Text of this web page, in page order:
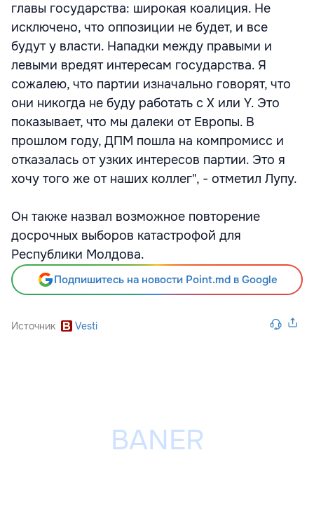
главы государства: широкая коалиция. Не
исключено, что оппозиции не будет, и все
будут у власти. Нападки между правыми и
левыми вредят интересам государства. Я
сожалею, что партии изначально говорят, что
они никогда не буду работать с X или Y. Это
показывает, что мы далеки от Европы. В
прошлом году, ДПМ пошла на компромисс и
отказалась от узких интересов партии. Это я
хочу того же от наших коллег", - отметил Лупу.
Он также назвал возможное повторение
досрочных выборов катастрофой для
Республики Молдова.
Подпишитесь на новости Point.md в Google
Источник Vesti